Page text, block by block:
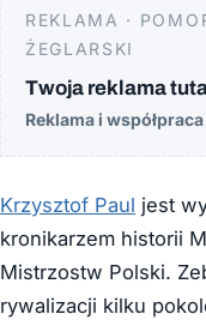
REKLAMA ·
ŻEGLARSKI
Twoja reklama
Reklama i współpraca
Krzysztof Paul jest
kronikarzem historii
Mistrzostw Polski.
rywalizacji kilku